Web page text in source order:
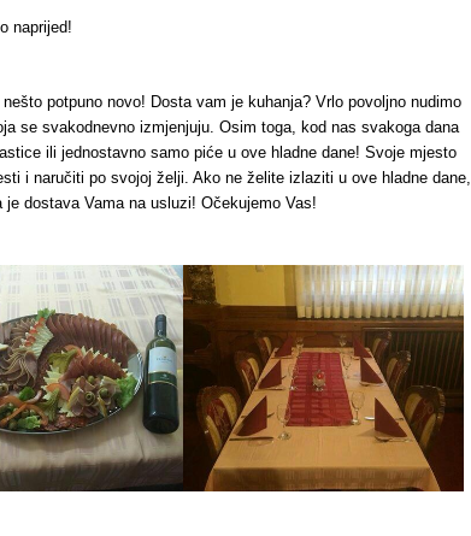
potpuno novo! Dosta vam je kuhanja? Vrlo povoljno nudimo
se svakodnevno izmjenjuju. Osim toga, kod nas svakoga dana
ili jednostavno samo piće u ove hladne dane! Svoje mjesto
i naručiti po svojoj želji. Ako ne želite izlaziti u ove hladne dane,
dostava Vama na usluzi! Očekujemo Vas!